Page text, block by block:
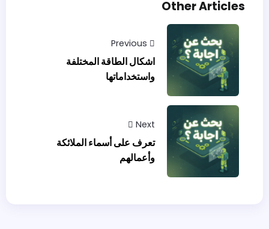
Other Articles
Previous
اشكال الطاقة المختلفة
واستخداماتها
Next
تعرف على أسماء الملائكة
وأعمالهم